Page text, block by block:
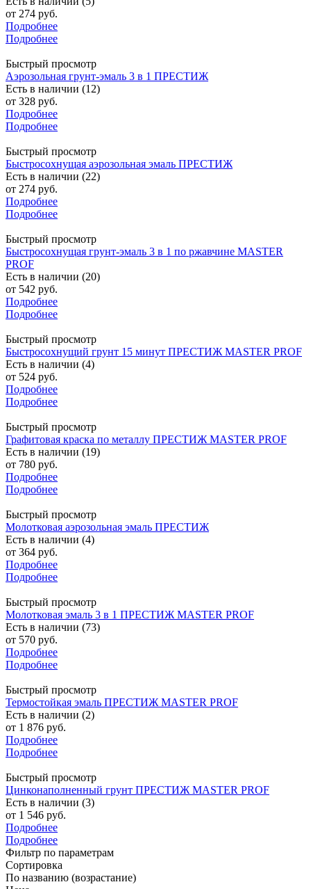
от 274 руб.
Подробнее
Подробнее
Быстрый просмотр
Аэрозольная грунт-эмаль 3 в 1 ПРЕСТИЖ
Есть в наличии (12)
от 328 руб.
Подробнее
Подробнее
Быстрый просмотр
Быстросохнущая аэрозольная эмаль ПРЕСТИЖ
Есть в наличии (22)
от 274 руб.
Подробнее
Подробнее
Быстрый просмотр
Быстросохнущая грунт-эмаль 3 в 1 по ржавчине MASTER
PROF
Есть в наличии (20)
от 542 руб.
Подробнее
Подробнее
Быстрый просмотр
Быстросохнущий грунт 15 минут ПРЕСТИЖ MASTER PROF
Есть в наличии (4)
от 524 руб.
Подробнее
Подробнее
Быстрый просмотр
Графитовая краска по металлу ПРЕСТИЖ MASTER PROF
Есть в наличии (19)
от 780 руб.
Подробнее
Подробнее
Быстрый просмотр
Молотковая аэрозольная эмаль ПРЕСТИЖ
Есть в наличии (4)
от 364 руб.
Подробнее
Подробнее
Быстрый просмотр
Молотковая эмаль 3 в 1 ПРЕСТИЖ MASTER PROF
Есть в наличии (73)
от 570 руб.
Подробнее
Подробнее
Быстрый просмотр
Термостойкая эмаль ПРЕСТИЖ MASTER PROF
Есть в наличии (2)
от 1 876 руб.
Подробнее
Подробнее
Быстрый просмотр
Цинконаполненный грунт ПРЕСТИЖ MASTER PROF
Есть в наличии (3)
от 1 546 руб.
Подробнее
Подробнее
Фильтр по параметрам
Сортировка
По названию (возрастание)